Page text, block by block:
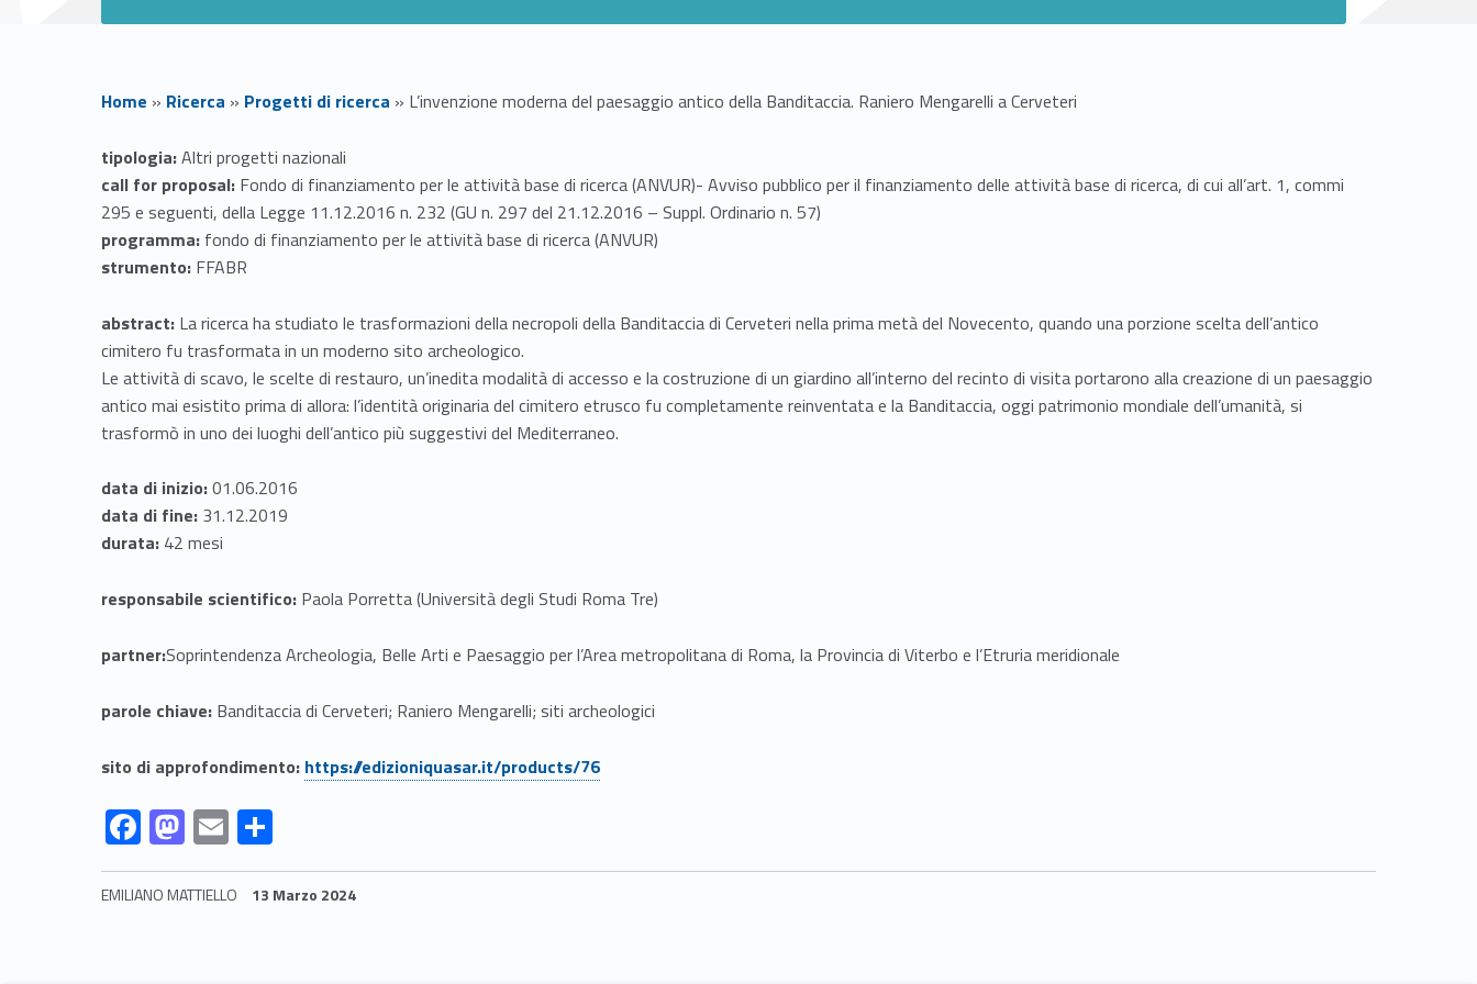
Home » Ricerca » Progetti di ricerca » L’invenzione moderna del paesaggio antico della Banditaccia. Raniero Mengarelli a Cerveteri
L
’
i
n
v
e
n
z
i
o
n
e
m
o
d
tipologia:Altri progetti nazionali
call for proposal: Fondo di finanziamento per le attività base di ricerca (ANVUR)- Avviso pubblico per il finanziamento delle attività base di ricerca, di cui all’art. 1, commi
295 e seguenti, della Legge 11.12.2016 n. 232 (GU n. 297 del 21.12.2016 – Suppl. Ordinario n. 57)
programma: fondo di finanziamento per le attività base di ricerca (ANVUR)
strumento: FFABR
abstract: La ricerca ha studiato le trasformazioni della necropoli della Banditaccia di Cerveteri nella prima metà del Novecento, quando una porzione scelta dell’antico
cimitero fu trasformata in un moderno sito archeologico.
Le attività di scavo, le scelte di restauro, un’inedita modalità di accesso e la costruzione di un giardino all’interno del recinto di visita portarono alla creazione di un paesaggio
antico mai esistito prima di allora: l’identità originaria del cimitero etrusco fu completamente reinventata e la Banditaccia, oggi patrimonio mondiale dell’umanità, si
trasformò in uno dei luoghi dell’antico più suggestivi del Mediterraneo.
data di inizio:01.06.2016
data di fine: 31.12.2019
durata: 42 mesi
responsabile scientifico: Paola Porretta (Università degli Studi Roma Tre)
partner:Soprintendenza Archeologia, Belle Arti e Paesaggio per l’Area metropolitana di Roma, la Provincia di Viterbo e l’Etruria meridionale
parole chiave: Banditaccia di Cerveteri; Raniero Mengarelli; siti archeologici
sito di approfondimento: Link identifier #identifier__41046-1https://edizioniquasar.it/products/76
Link identifier #identifier__107990-2
F
ac
e
Link identifier #identifier__71155-3 M
as
to
Link identifier #identifier__42786-4 E
m
ai
Link identifier #identifier__170849-5
o
n
EMILIANO MATTIELLO 13 Marzo 2024